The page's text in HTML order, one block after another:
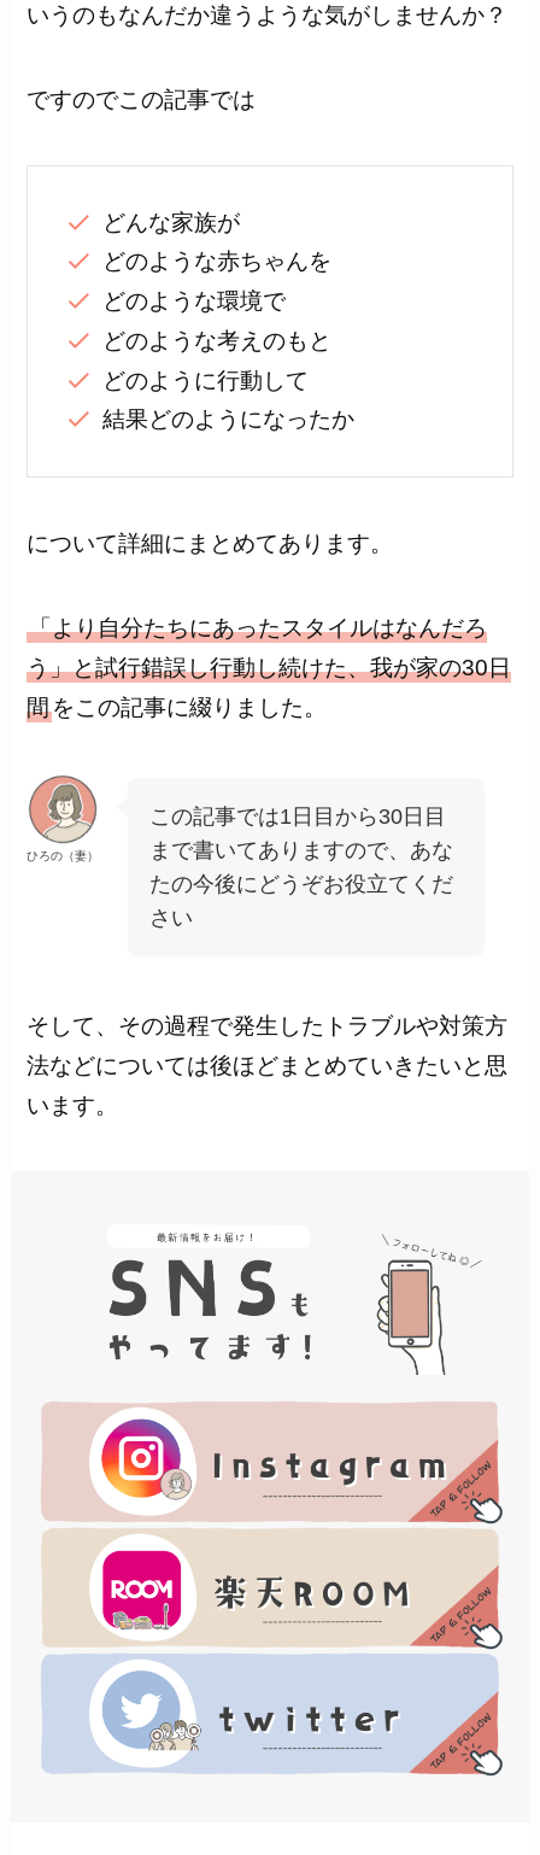
いうのもなんだか違うような気がしませんか？
ですのでこの記事では
どんな家族が
どのような赤ちゃんを
どのような環境で
どのような考えのもと
どのように行動して
結果どのようになったか
について詳細にまとめてあります。
「より自分たちにあったスタイルはなんだろ
う」と試行錯誤し行動し続けた、我が家の30日
間をこの記事に綴りました。
ひろの（妻）
この記事では1日目から30日目
まで書いてありますので、あな
たの今後にどうぞお役立てくだ
さい
そして、その過程で発生したトラブルや対策方
法などについては後ほどまとめていきたいと思
います。